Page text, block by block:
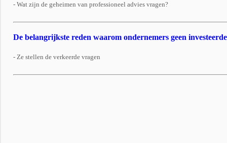
- Wat zijn de geheimen van professioneel advies vragen?
De belangrijkste reden waarom ondernemers geen
- Ze stellen de verkeerde vragen